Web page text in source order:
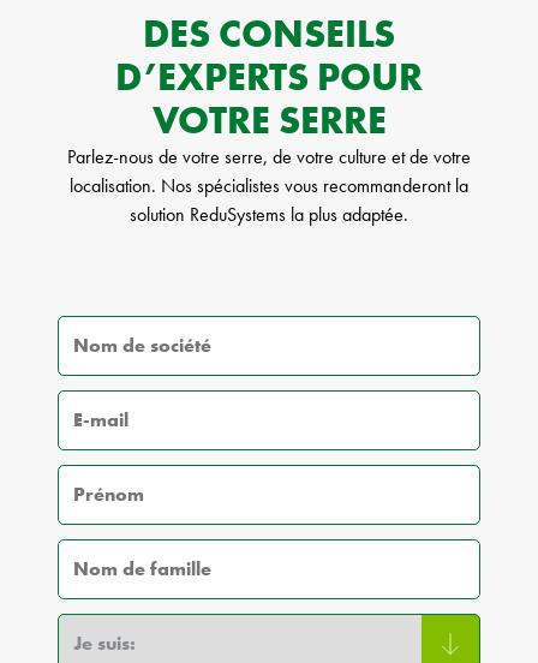
DES CONSEILS
D’EXPERTS POUR
VOTRE SERRE
Parlez-nous de votre serre, de votre culture et de votre
localisation. Nos spécialistes vous recommanderont la
solution ReduSystems la plus adaptée.